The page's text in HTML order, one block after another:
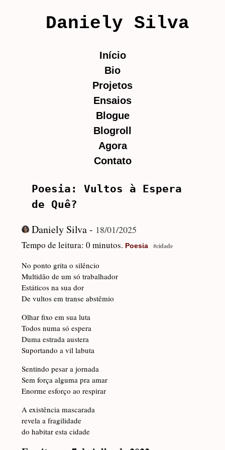
Daniely Silva
Início
Bio
Projetos
Ensaios
Blogue
Blogroll
Agora
Contato
Poesia: Vultos à Espera
de Quê?
Daniely Silva - 18/01/2025
Tempo de leitura: 0 minutos. Poesia #cidade
No ponto grita o silêncio
Multidão de um só trabalhador
Estáticos na sua dor
De vultos em transe abstêmio
Olhar fixo em sua luta
Todos numa só espera
Duma estrada austera
Suportando a vil labuta
Sentindo pesar a jornada
Sem força alguma pra amar
Enorme esforço ao respirar
A existência mascarada
revela a fragilidade
do habitar esta cidade